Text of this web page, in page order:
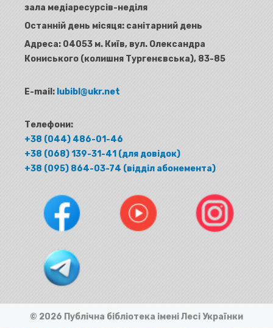
зала медіаресурсів-неділя
Останній день місяця: санітарний день
Адреса: 04053 м. Київ, вул. Олександра
Кониського (колишня Тургенєвська), 83-85
E-mail: lubibl@ukr.net
Телефони:
+38 (044) 486-01-46
+38 (068) 139-31-41 (для довідок)
+38 (095) 864-03-74 (відділ абонемента)
© 2026 Публічна бібліотека імені Лесі Українки